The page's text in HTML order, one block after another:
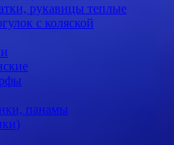
рукавицы теплые
с коляской
панамы